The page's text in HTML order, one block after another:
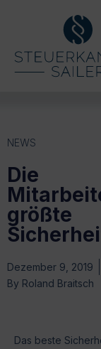
NEWS
Die
größte
Dezember 9, 2019
By Roland Braitsch
Das beste